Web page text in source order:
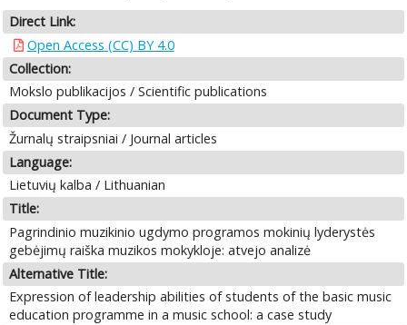
Direct Link:
Open Access (CC) BY 4.0
Collection:
Mokslo publikacijos / Scientific publications
Document Type:
Žurnalų straipsniai / Journal articles
Language:
Lietuvių kalba / Lithuanian
Title:
Pagrindinio muzikinio ugdymo programos mokinių lyderystės
gebėjimų raiška muzikos mokykloje: atvejo analizė
Alternative Title:
Expression of leadership abilities of students of the basic music
education programme in a music school: a case study